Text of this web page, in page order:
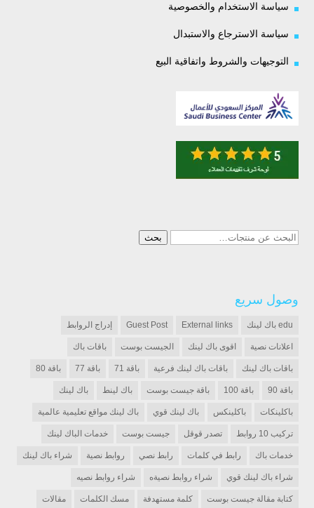
سياسة الاستخدام والخصوصية
سياسة الاسترجاع والاستبدال
التوجيهات والشروط واتفاقية البيع
البحث
بحث
وصول سريع
edu باك لينك External links
Guest Post إدراج الروابط
اعلانات نصية اقوى باك لينك الجيست بوست باقات باك
باقات باك لينك باقات باك لينك فرعية باقة 71 باقة 77 باقة 80
باقة 90 باقة 100 باقة جيست بوست باك لينط باك لينك
باكلينكات باكلينكس باك لينك قوي باك لينك مواقع تعليمية عالمية
تركيب 10 روابط تصدر قوقل جيست بوست خدمات الباك لينك
خدمات باك رابط في كلمات رابط نصي روابط نصية شراء باك لينك
شراء باك لينك قوي شراء روابط نصيةه شراء روابط نصيه
كتابة مقالة جيست بوست كلمة مستهدفة مسك الكلمات مقالات